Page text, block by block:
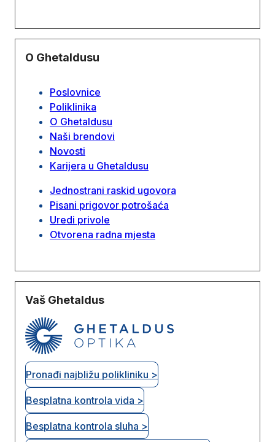
O Ghetaldusu
Poslovnice
Poliklinika
O Ghetaldusu
Naši brendovi
Novosti
Karijera u Ghetaldusu
Jednostrani raskid ugovora
Pisani prigovor potrošaća
Uredi privole
Otvorena radna mjesta
Vaš Ghetaldus
Pronađi najbližu polikliniku >
Besplatna kontrola vida >
Besplatna kontrola sluha >